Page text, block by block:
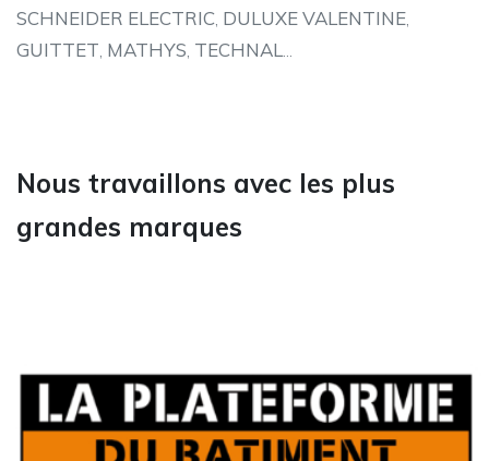
SCHNEIDER ELECTRIC, DULUXE VALENTINE,
GUITTET, MATHYS, TECHNAL...
Nous travaillons avec les plus
grandes marques